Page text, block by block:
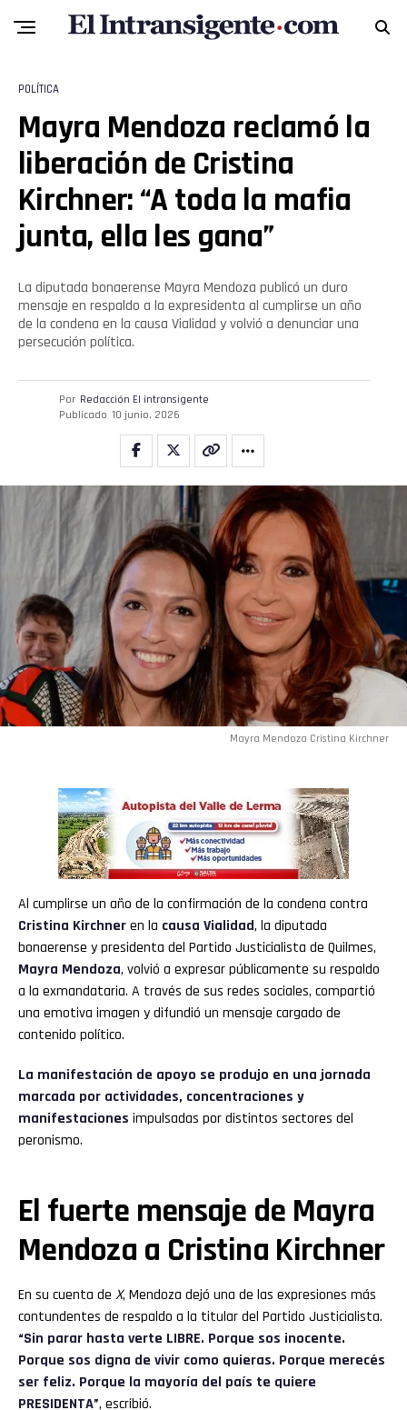
POLÍTICA
Mayra Mendoza reclamó la
liberación de Cristina
Kirchner: “A toda la mafia
junta, ella les gana”
La diputada bonaerense Mayra Mendoza publicó un duro
mensaje en respaldo a la expresidenta al cumplirse un año
de la condena en la causa Vialidad y volvió a denunciar una
persecución política.
Por Redacción El intransigente
Publicado 10 junio, 2026
Mayra Mendoza Cristina Kirchner
Al cumplirse un año de la confirmación de la condena contra
Cristina Kirchneren la causa Vialidad, la diputada
bonaerense y presidenta del Partido Justicialista de Quilmes,
Mayra Mendoza, volvió a expresar públicamente su respaldo
a la exmandataria. A través de sus redes sociales, compartió
una emotiva imagen y difundió un mensaje cargado de
contenido político.
La manifestación de apoyo se produjo en una jornada
marcada por actividades, concentraciones y
manifestaciones impulsadas por distintos sectores del
peronismo.
El fuerte mensaje de Mayra
Mendoza a Cristina Kirchner
En su cuenta de X, Mendoza dejó una de las expresiones más
contundentes de respaldo a la titular del Partido Justicialista.
“Sin parar hasta verte LIBRE. Porque sos inocente.
Porque sos digna de vivir como quieras. Porque merecés
ser feliz. Porque la mayoría del país te quiere
PRESIDENTA”, escribió.